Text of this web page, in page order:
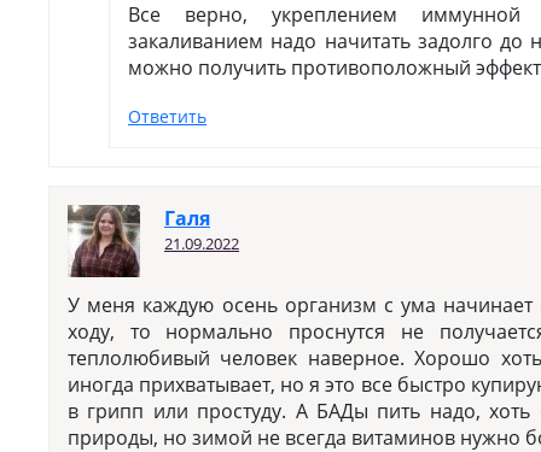
Все верно, укреплением иммунной
закаливанием надо начитать задолго до
можно получить противоположный
Ответить
Галя
21.09.2022
У меня каждую осень организм с ума начинает
ходу, то нормально проснутся не
теплолюбивый человек наверное. Хорошо
иногда прихватывает, но я это все быстро
в грипп или простуду. А БАДы пить надо,
природы, но зимой не всегда витаминов нужно